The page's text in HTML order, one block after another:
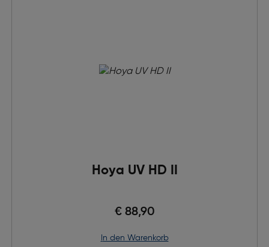
Hoya UV HD II
€ 88,90
in den Warenkorb